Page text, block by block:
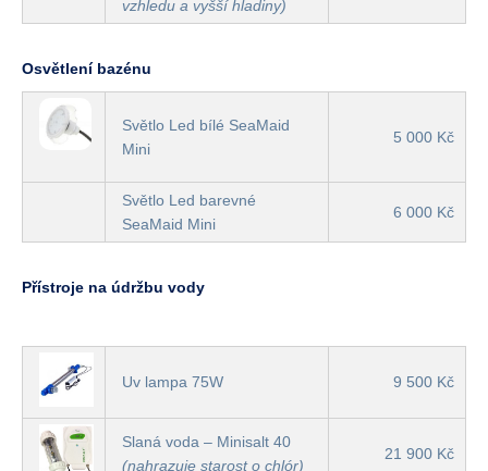
vzhledu a vyšší hladiny)
Osvětlení bazénu
Světlo Led bílé SeaMaid
Mini
5 000 Kč
Světlo Led barevné
SeaMaid Mini
6 000 Kč
Přístroje na údržbu vody
Uv lampa 75W 9 500 Kč
Slaná voda – Minisalt 40
(nahrazuje starost o chlór)
21 900 Kč